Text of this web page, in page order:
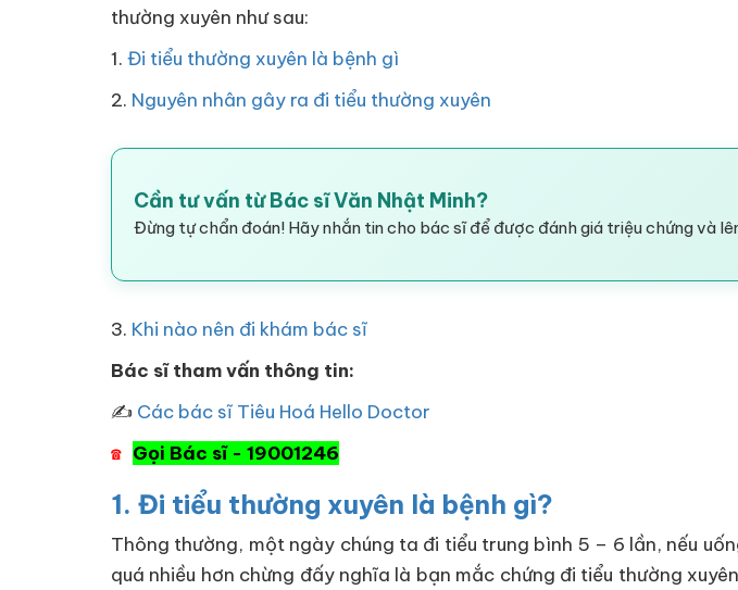
thường xuyên như sau:
1. Đi tiểu thường xuyên là bệnh gì
2. Nguyên nhân gây ra đi tiểu thường xuyên
Cần tư vấn từ Bác sĩ Văn Nhật Minh?
Đừng tự chẩn đoán! Hãy nhắn tin cho bác sĩ để được đánh giá triệu chứng và
3. Khi nào nên đi khám bác sĩ
Bác sĩ tham vấn thông tin:
✍ Các bác sĩ Tiêu Hoá Hello Doctor
☎ Gọi Bác sĩ - 19001246
1. Đi tiểu thường xuyên là bệnh gì?
Thông thường, một ngày chúng ta đi tiểu trung bình 5 – 6 lần, nếu
quá nhiều hơn chừng đấy nghĩa là bạn mắc chứng đi tiểu thường